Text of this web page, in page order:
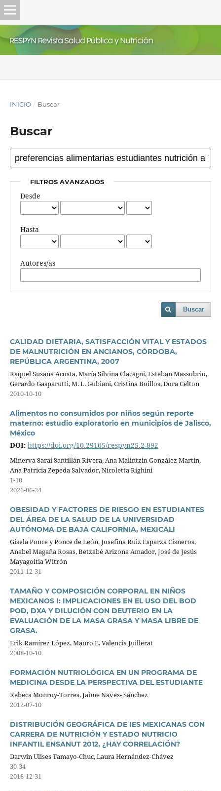
INICIO / Buscar
Buscar
FILTROS AVANZADOS
Desde
Hasta
Autores/as
Buscar
CALIDAD DIETARIA, SATISFACCIÓN VITAL Y ESTADOS
DE MALNUTRICIÓN EN ANCIANOS, CÓRDOBA,
REPÚBLICA ARGENTINA, 2007
Raquel Susana Acosta, María Silvina Clacagni, Esteban Massobrio,
Gerardo Gasparutti, M. L. Gubiani, Cristina Boillos, Dora Celton
2010-10-10
Alimentos no consumidos por niños según reporte
materno: estudio exploratorio en municipios de Jalisco,
México
DOI: https://doi.org/10.29105/respyn25.2-892
Minerva Saraí Santillán Rivera, Ana Malintzin González Martin,
Ana Patricia Zepeda Salvador, Nicoletta Righini
1-10
2026-06-24
OBESIDAD Y FACTORES DE RIESGO EN ESTUDIANTES
DEL ÁREA DE LA SALUD DE LA UNIVERSIDAD
AUTÓNOMA DE BAJA CALIFORNIA, MEXICALI
Gisela Ponce y Ponce de León, Josefina Ruiz Esparza Cisneros,
Anabel Magaña Rosas, Betzabé Arizona Amador, José de Jesús
Mayagoitia Witrón
2011-12-31
TAMAÑO Y COMPOSICIÓN CORPORAL EN NIÑOS
MEXICANOS I: IMPLICACIONES EN EL USO DEL BOD
POD, DXA Y DILUCIÓN CON DEUTERIO EN LA
EVALUACIÓN DE LA MASA GRASA Y MASA LIBRE DE
GRASA.
Erik Ramírez López, Mauro E. Valencia Juillerat
2008-10-10
FORMACIÓN NUTRIOLÓGICA EN UN PROGRAMA DE
MEDICINA DESDE LA PERSPECTIVA DEL ESTUDIANTE
Rebeca Monroy-Torres, Jaime Naves- Sánchez
2012-07-10
DISTRIBUCIÓN GEOGRÁFICA DE IES MEXICANAS CON
CARRERA DE NUTRICIÓN Y ESTADO NUTRICIO
INFANTIL ENSANUT 2012, ¿HAY CORRELACIÓN?
Darwin Ulises Tamayo-Chuc, Laura Hernández-Chávez
30-34
2016-12-31